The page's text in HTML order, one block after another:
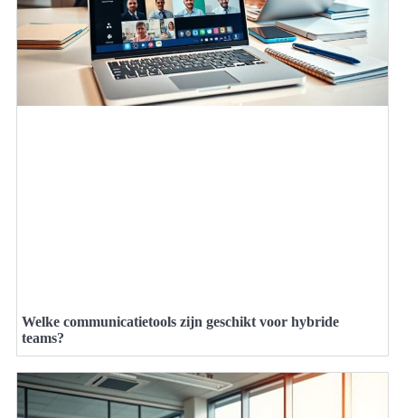
Welke communicatietools zijn geschikt voor hybride
teams?